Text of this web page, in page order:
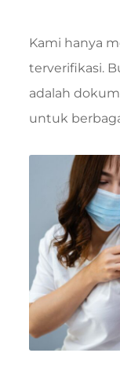
Kami hanya
terverifikasi.
adalah
untuk